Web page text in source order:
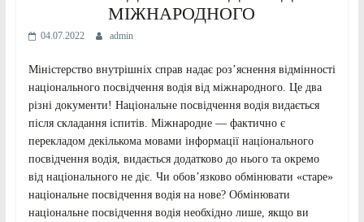
МІЖНАРОДНОГО
04.07.2022 admin
Міністерство внутрішніх справ надає роз’яснення відмінності
національного посвідчення водія від міжнародного. Це два
різні документи! Національне посвідчення водія видається
після складання іспитів. Міжнародне — фактично є
перекладом декількома мовами інформації національного
посвідчення водія, видається додатково до нього та окремо
від національного не діє. Чи обов’язково обмінювати «старе»
національне посвідчення водія на нове? Обмінювати
національне посвідчення водія необхідно лише, якщо ви